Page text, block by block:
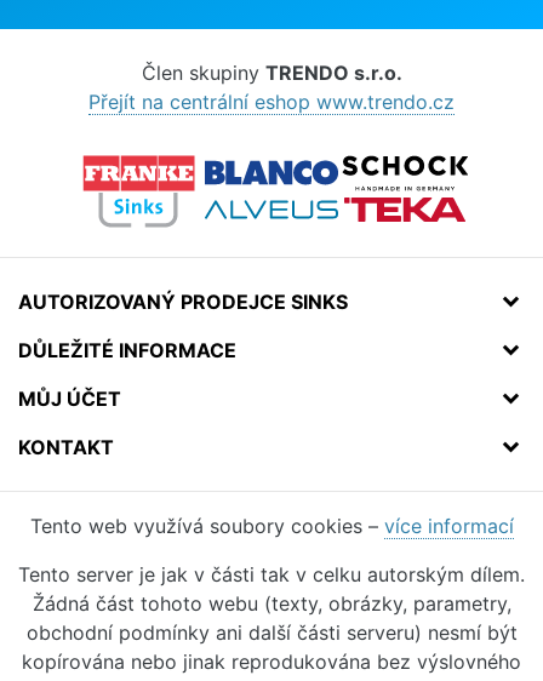
Člen skupiny TRENDO s.r.o.
Přejít na centrální eshop www.trendo.cz
AUTORIZOVANÝ PRODEJCE SINKS
DŮLEŽITÉ INFORMACE
MŮJ ÚČET
KONTAKT
Tento web využívá soubory cookies – více informací
Tento server je jak v části tak v celku autorským dílem.
Žádná část tohoto webu (texty, obrázky, parametry,
obchodní podmínky ani další části serveru) nesmí být
kopírována nebo jinak reprodukována bez výslovného